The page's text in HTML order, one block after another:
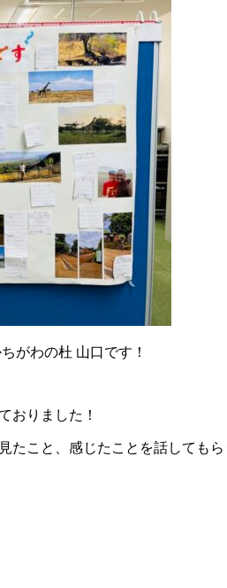
がわの杜 山口です！
おりました！
たこと、感じたことを話しても